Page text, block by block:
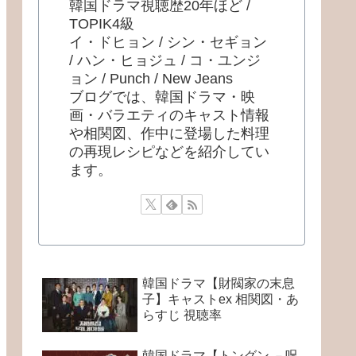
韓国ドラマ視聴歴20年ほど /
TOPIK4級
イ・ドヒョン / シン・セギョン
/ ハン・ヒョジュ / コ・ユンジ
ョン / Punch / New Jeans
ブログでは、韓国ドラマ・映
画・バラエティのキャスト情報
や相関図、作中に登場した料理
の再現レシピなどを紹介してい
ます。
韓国ドラマ【財閥家の末息
子】キャストex 相関図・あ
らすじ 視聴率